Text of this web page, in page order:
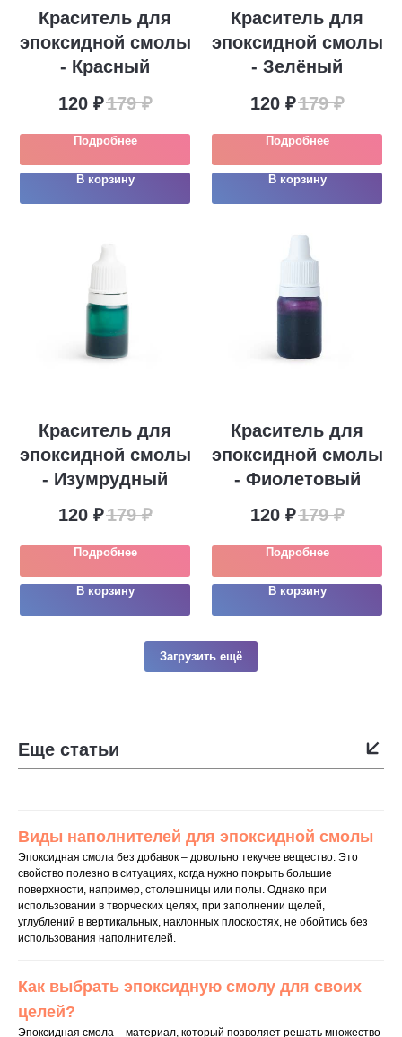
Краситель для
эпоксидной смолы
- Красный
120 ₽179 ₽
Подробнее
В корзину
Краситель для
эпоксидной смолы
- Зелёный
120 ₽179 ₽
Подробнее
В корзину
Краситель для
эпоксидной смолы
- Изумрудный
120 ₽179 ₽
Подробнее
В корзину
Краситель для
эпоксидной смолы
- Фиолетовый
120 ₽179 ₽
Подробнее
В корзину
Загрузить ещё
Еще статьи
Виды наполнителей для эпоксидной смолы
Эпоксидная смола без добавок – довольно текучее вещество. Это
свойство полезно в ситуациях, когда нужно покрыть большие
поверхности, например, столешницы или полы. Однако при
использовании в творческих целях, при заполнении щелей,
углублений в вертикальных, наклонных плоскостях, не обойтись без
использования наполнителей.
Как выбрать эпоксидную смолу для своих
целей?
Эпоксидная смола – материал, который позволяет решать множество